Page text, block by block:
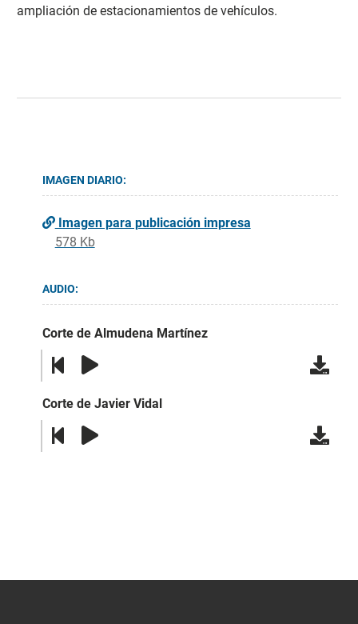
ampliación de estacionamientos de vehículos.
IMAGEN DIARIO:
Imagen para publicación impresa
578 Kb
AUDIO:
Corte de Almudena Martínez
Corte de Javier Vidal